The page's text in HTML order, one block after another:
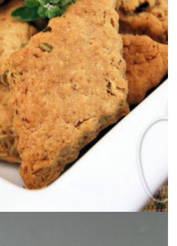
GALLETAS SALADAS
DE CASTAÑA &
AROMÁTICAS
distintas inspiradas en la tradición de Córcega
castaña es la protagonista de mil recetas.